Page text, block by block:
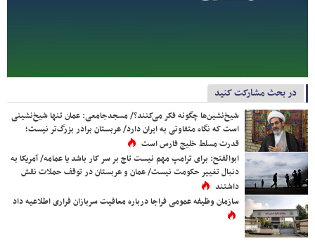
در بحث مشارکت کنید
شیخ‌نشین‌ها چگونه فکر می‌کنند؟/ مسجدجامعی: عمان تنها شیخ‌نشینی
است که نگاه متفاوتی به ایران دارد/ عربستان برادر بزرگ‌تر نیست؛
قدرت مسلط خلیج فارس است
ابوالفتح: برای ترامپ مهم نیست تاج بر سر کار باشد یا عمامه/ آمریکا به
دنبال تغییر حکومت نیست/ عمان و عربستان در توقف حملات نقش
داشتند
سازمان وظیفه عمومی فراجا درباره معافیت سربازان فراری اطلاعیه داد